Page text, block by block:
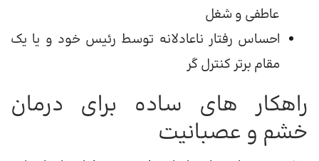
عاطفی و شغل
احساس رفتار ناعادلانه توسط رئیس خود و یا یک
مقام برتر کنترل گر
راهکار های ساده برای درمان
خشم و عصبانیت